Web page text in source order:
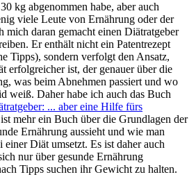
kg abgenommen habe, aber auch
viele Leute von Ernährung oder der
mich daran gemacht einen Diätratgeber
Er enthält nicht ein Patentrezept
Tipps), sondern verfolgt den Ansatz,
erfolgreicher ist, der genauer über die
was beim Abnehmen passiert und wo
weiß. Daher habe ich auch das Buch
... aber eine Hilfe fürs
mehr ein Buch über die Grundlagen der
Ernährung aussieht und wie man
einer Diät umsetzt. Es ist daher auch
nur über gesunde Ernährung
Tipps suchen ihr Gewicht zu halten.